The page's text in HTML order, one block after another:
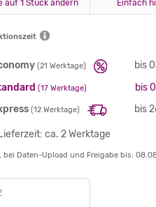
auf 1 Stück ändern
Einfach
(21 Werktage)
bis
(17 Werktage)
bis
(12 Werktage) bis
ca. 2 Werktage
bei Daten-Upload und Freigabe bis: